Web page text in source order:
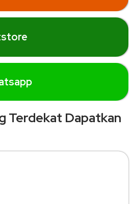
Terdekat Dapatkan